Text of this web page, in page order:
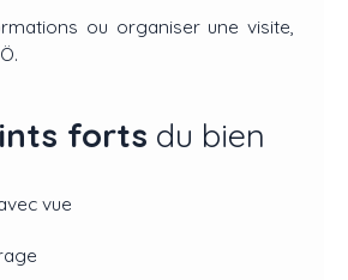
ou organiser une visite,
forts du bien
vue